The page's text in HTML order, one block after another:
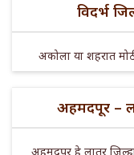
विदर्भ
अकोला या शहरात
अहमदपूर –
अहमदपूर हे लातूर